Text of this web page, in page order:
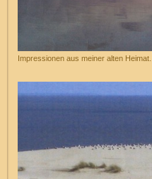
Impressionen aus meiner alten Heimat...